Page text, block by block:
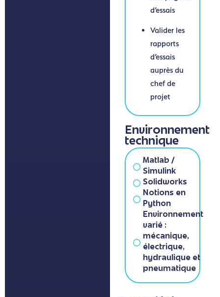
d’essais
Valider les
rapports
d’essais
auprès du
chef de
projet
Environnement
technique
Matlab /
Simulink
Solidworks
Notions en
Python
Environnement
varié :
mécanique,
électrique,
hydraulique et
pneumatique